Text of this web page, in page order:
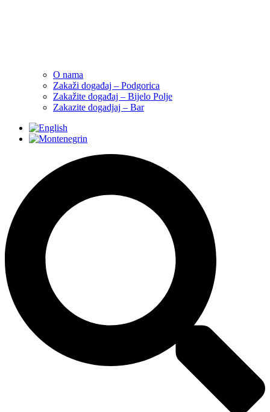
O nama
Zakaži događaj – Podgorica
Zakažite događaj – Bijelo Polje
Zakazite dogadjaj – Bar